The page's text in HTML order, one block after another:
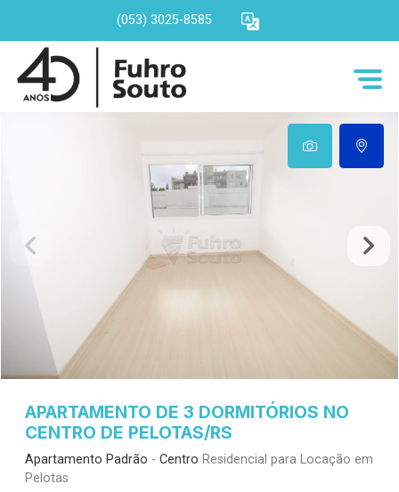
(053) 3025-8585
APARTAMENTO DE 3 DORMITÓRIOS NO
CENTRO DE PELOTAS/RS
Apartamento Padrão - Centro Residencial para Locação em
Pelotas